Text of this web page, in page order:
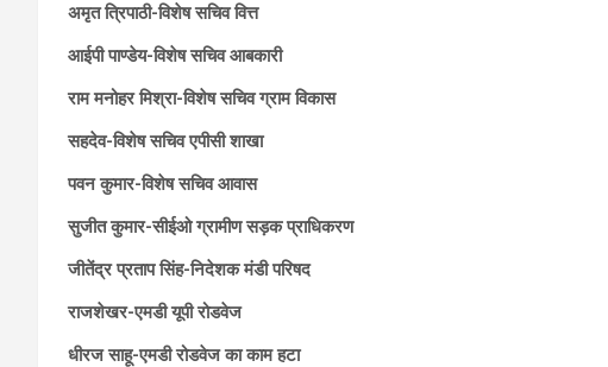
अमृत त्रिपाठी-विशेष सचिव वित्त
आईपी पाण्डेय-विशेष सचिव आबकारी
राम मनोहर मिश्रा-विशेष सचिव ग्राम विकास
सहदेव-विशेष सचिव एपीसी शाखा
पवन कुमार-विशेष सचिव आवास
सुजीत कुमार-सीईओ ग्रामीण सड़क प्राधिकरण
जीतेंद्र प्रताप सिंह-निदेशक मंडी परिषद
राजशेखर-एमडी यूपी रोडवेज
धीरज साहू-एमडी रोडवेज का काम हटा